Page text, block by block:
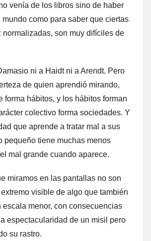
venía de los libros sino de haber
como para saber que ciertas
normalizadas, son muy difíciles de
ni a Haidt ni a Arendt. Pero
de quien aprendió mirando,
forma hábitos, y los hábitos forman
colectivo forma sociedades. Y
que aprende a tratar mal a sus
pequeño tiene muchas menos
mal grande cuando aparece.
miramos en las pantallas no son
visible de algo que también
escala menor, con consecuencias
espectacularidad de un misil pero
su rastro.